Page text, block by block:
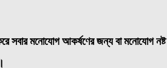
সবার মনোযোগ আকর্ষণের জন্য বা মনোযোগ নষ্ট